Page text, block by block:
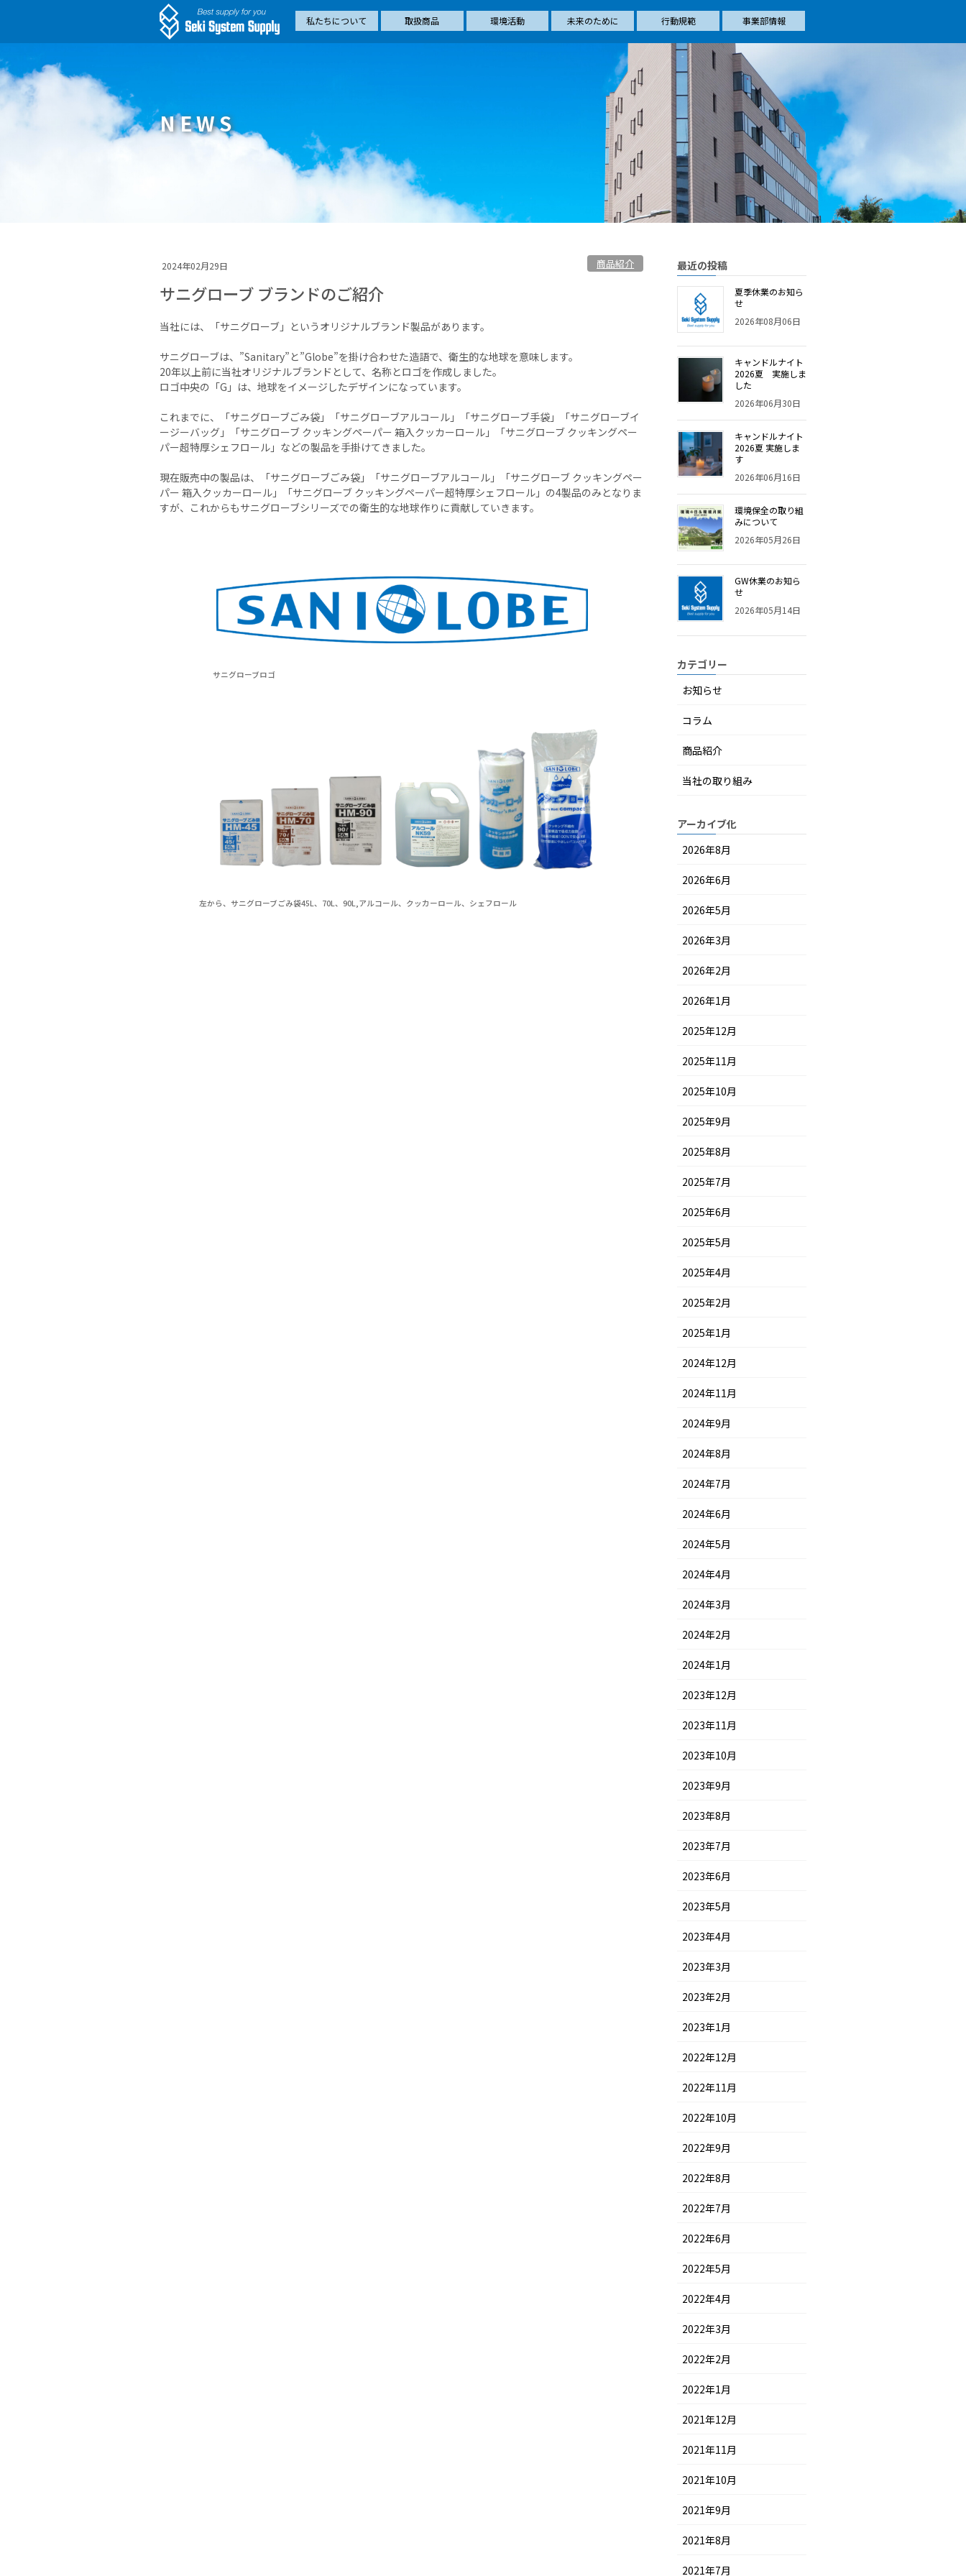
私たちについて 取扱商品 環境活動 未来のために 行動規範 事業部情報
NEWS
2024年02月29日 商品紹介
サニグローブ ブランドのご紹介
当社には、「サニグローブ」というオリジナルブランド製品があります。
サニグローブは、”Sanitary”と”Globe”を掛け合わせた造語で、衛生的な地球を意味します。
20年以上前に当社オリジナルブランドとして、名称とロゴを作成しました。
ロゴ中央の「G」は、地球をイメージしたデザインになっています。
これまでに、「サニグローブごみ袋」「サニグローブアルコール」「サニグローブ手袋」「サニグローブイ
ージーバッグ」「サニグローブ クッキングペーパー 箱入クッカーロール」「サニグローブ クッキングペー
パー超特厚シェフロール」などの製品を手掛けてきました。
現在販売中の製品は、「サニグローブごみ袋」「サニグローブアルコール」「サニグローブ クッキングペー
パー 箱入クッカーロール」「サニグローブ クッキングペーパー超特厚シェフロール」の4製品のみとなりま
すが、これからもサニグローブシリーズでの衛生的な地球作りに貢献していきます。
サニグローブロゴ
左から、サニグローブごみ袋45L、70L、90L,アルコール、クッカーロール、シェフロール
最近の投稿
夏季休業のお知ら
せ
2026年08月06日
キャンドルナイト
2026夏 実施しま
した
2026年06月30日
キャンドルナイト
2026夏 実施しま
す
2026年06月16日
環境保全の取り組
みについて
2026年05月26日
GW休業のお知ら
せ
2026年05月14日
カテゴリー
お知らせ
コラム
商品紹介
当社の取り組み
アーカイブ化
2026年8月
2026年6月
2026年5月
2026年3月
2026年2月
2026年1月
2025年12月
2025年11月
2025年10月
2025年9月
2025年8月
2025年7月
2025年6月
2025年5月
2025年4月
2025年2月
2025年1月
2024年12月
2024年11月
2024年9月
2024年8月
2024年7月
2024年6月
2024年5月
2024年4月
2024年3月
2024年2月
2024年1月
2023年12月
2023年11月
2023年10月
2023年9月
2023年8月
2023年7月
2023年6月
2023年5月
2023年4月
2023年3月
2023年2月
2023年1月
2022年12月
2022年11月
2022年10月
2022年9月
2022年8月
2022年7月
2022年6月
2022年5月
2022年4月
2022年3月
2022年2月
2022年1月
2021年12月
2021年11月
2021年10月
2021年9月
2021年8月
2021年7月